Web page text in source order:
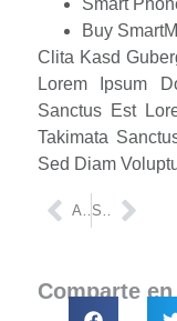
Buy
Clita Kasd
Lorem Ipsum
Sanctus Est
Takimata
Sed Diam
ANTERIOR
Comparte